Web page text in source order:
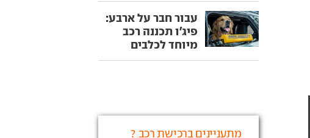
עבור חבר על ארבע:
פיג'ו תכננה רכב
מיוחד לכלבים
מתעניינים ברכישת רכב ?